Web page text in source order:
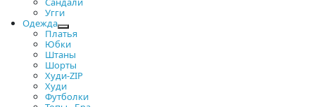
Угги
Одежда
Платья
Юбки
Штаны
Шорты
Худи-ZIP
Худи
Футболки